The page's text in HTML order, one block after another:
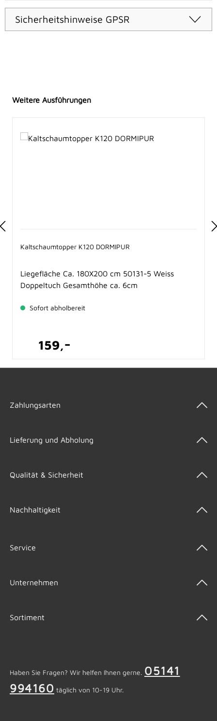
Sicherheitshinweise GPSR
Produktgalerie überspringen
Weitere Ausführungen
Kaltschaumtopper K120 DORMIPUR
Liegefläche Ca. 180X200 cm 50131-5 Weiss
Doppeltuch Gesamthöhe ca. 6cm
Sofort abholbereit
159,-
Zahlungsarten
Lieferung und Abholung
Qualität & Sicherheit
Nachhaltigkeit
Service
Unternehmen
Sortiment
Haben Sie Fragen? Wir helfen Ihnen gerne. 05141
994160 täglich von 10-19 Uhr.